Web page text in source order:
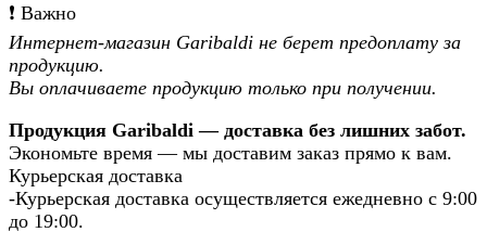
❗️ Важно
Интернет-магазин Garibaldi не берет предоплату за
продукцию.
Вы оплачиваете продукцию только при получении.
Продукция Garibaldi — доставка без лишних забот.
Экономьте время — мы доставим заказ прямо к вам.
Курьерская доставка
-Курьерская доставка осуществляется ежедневно с 9:00
до 19:00.